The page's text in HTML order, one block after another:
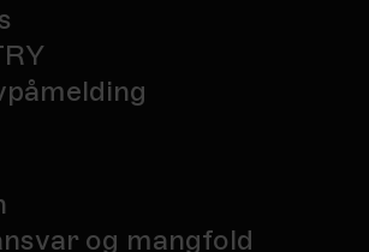
og mangfold